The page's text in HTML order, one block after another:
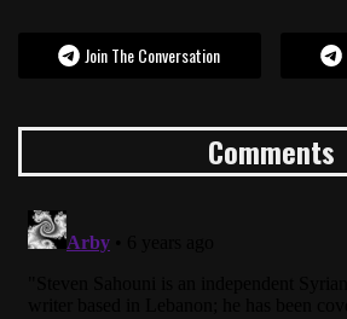
Join The Conversation
Comments